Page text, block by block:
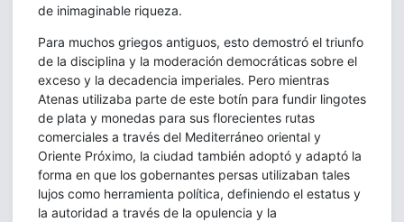
de inimaginable riqueza.
Para muchos griegos antiguos, esto demostró el triunfo
de la disciplina y la moderación democráticas sobre el
exceso y la decadencia imperiales. Pero mientras
Atenas utilizaba parte de este botín para fundir lingotes
de plata y monedas para sus florecientes rutas
comerciales a través del Mediterráneo oriental y
Oriente Próximo, la ciudad también adoptó y adaptó la
forma en que los gobernantes persas utilizaban tales
lujos como herramienta política, definiendo el estatus y
la autoridad a través de la opulencia y la